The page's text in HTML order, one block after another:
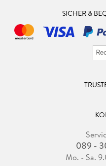
SICHER &
089 -
Mo. - Sa.